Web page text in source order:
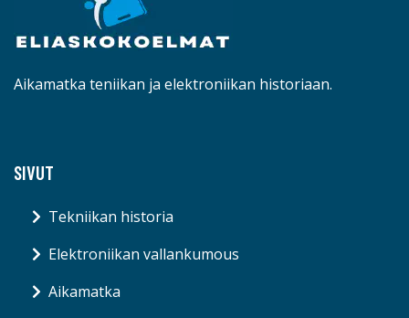
Aikamatka teniikan ja elektroniikan historiaan.
SIVUT
Tekniikan historia
Elektroniikan vallankumous
Aikamatka